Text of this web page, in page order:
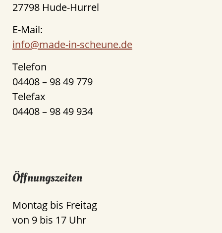
27798 Hude-Hurrel
E-Mail:
info@made-in-scheune.de
Telefon
04408 – 98 49 779
Telefax
04408 – 98 49 934
Öffnungszeiten
Montag bis Freitag
von 9 bis 17 Uhr